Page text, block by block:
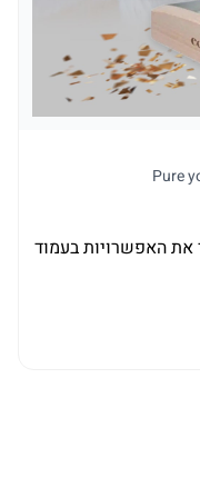
את האפשרויות בעמוד